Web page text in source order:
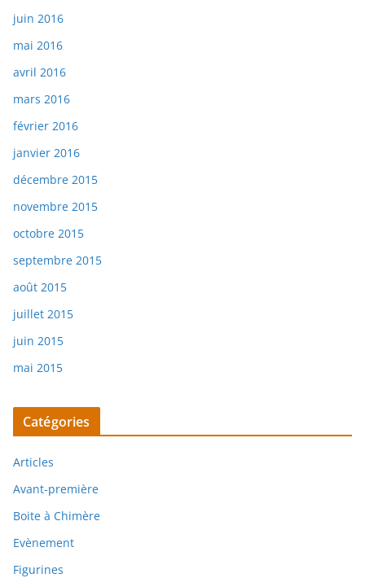
juin 2016
mai 2016
avril 2016
mars 2016
février 2016
janvier 2016
décembre 2015
novembre 2015
octobre 2015
septembre 2015
août 2015
juillet 2015
juin 2015
mai 2015
Catégories
Articles
Avant-première
Boite à Chimère
Evènement
Figurines